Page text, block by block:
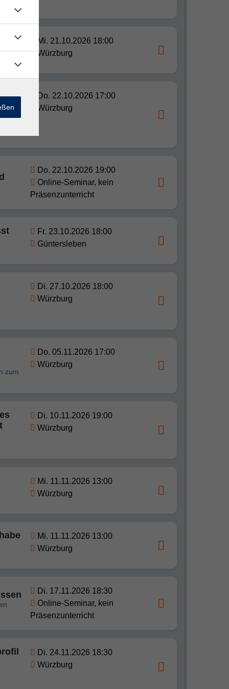
Mi. 21.10.2026 18:00
Würzburg
Do. 22.10.2026 17:00
Würzburg
Do. 22.10.2026 19:00
Online-Seminar, kein
Präsenzunterricht
Fr. 23.10.2026 18:00
Güntersleben
Di. 27.10.2026 18:00
Würzburg
zum
Do. 05.11.2026 17:00
Würzburg
Di. 10.11.2026 19:00
Würzburg
Mi. 11.11.2026 13:00
Würzburg
Mi. 11.11.2026 13:00
Würzburg
Di. 17.11.2026 18:30
Online-Seminar, kein
Präsenzunterricht
Di. 24.11.2026 18:30
Würzburg